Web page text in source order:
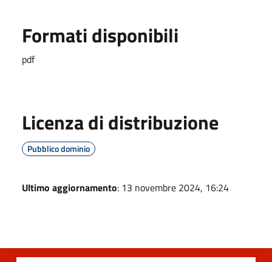
Formati disponibili
pdf
Licenza di distribuzione
Pubblico dominio
Ultimo aggiornamento: 13 novembre 2024, 16:24